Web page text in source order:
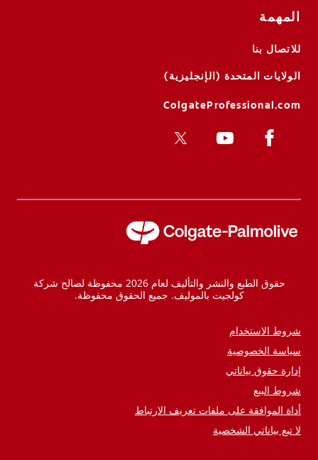
المهمة
للاتصال بنا
الولايات المتحدة (الإنجليزية)
ColgateProfessional.com
حقوق الطبع والنشر والتأليف لعام 2026 محفوظة لصالح شركة
كولجيت بالموليف. جميع الحقوق محفوظة.
شروط الاستخدام
سياسة الخصوصية
إدارة حقوق بياناتي
شروط البيع
أداة الموافقة على ملفات تعريف الارتباط
لا تبع بياناتي الشخصية